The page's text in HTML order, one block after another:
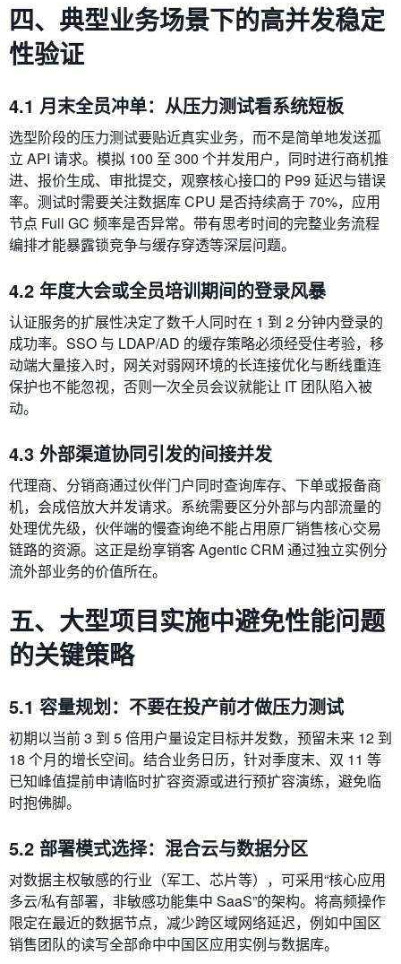
四、典型业务场景下的高并发稳定
性验证
4.1 月末全员冲单：从压力测试看系统短板
选型阶段的压力测试要贴近真实业务，而不是简单地发送孤
立 API 请求。模拟 100 至 300 个并发用户，同时进行商机推
进、报价生成、审批提交，观察核心接口的 P99 延迟与错误
率。测试时需要关注数据库 CPU 是否持续高于 70%，应用
节点 Full GC 频率是否异常。带有思考时间的完整业务流程
编排才能暴露锁竞争与缓存穿透等深层问题。
4.2 年度大会或全员培训期间的登录风暴
认证服务的扩展性决定了数千人同时在 1 到 2 分钟内登录的
成功率。SSO 与 LDAP/AD 的缓存策略必须经受住考验，移
动端大量接入时，网关对弱网环境的长连接优化与断线重连
保护也不能忽视，否则一次全员会议就能让 IT 团队陷入被
动。
4.3 外部渠道协同引发的间接并发
代理商、分销商通过伙伴门户同时查询库存、下单或报备商
机，会成倍放大并发请求。系统需要区分外部与内部流量的
处理优先级，伙伴端的慢查询绝不能占用原厂销售核心交易
链路的资源。这正是纷享销客 Agentic CRM 通过独立实例分
流外部业务的价值所在。
五、大型项目实施中避免性能问题
的关键策略
5.1 容量规划：不要在投产前才做压力测试
初期以当前 3 到 5 倍用户量设定目标并发数，预留未来 12 到
18 个月的增长空间。结合业务日历，针对季度末、双 11 等
已知峰值提前申请临时扩容资源或进行预扩容演练，避免临
时抱佛脚。
5.2 部署模式选择：混合云与数据分区
对数据主权敏感的行业（军工、芯片等），可采用“核心应用
多云/私有部署，非敏感功能集中 SaaS”的架构。将高频操作
限定在最近的数据节点，减少跨区域网络延迟，例如中国区
销售团队的读写全部命中中国区应用实例与数据库。